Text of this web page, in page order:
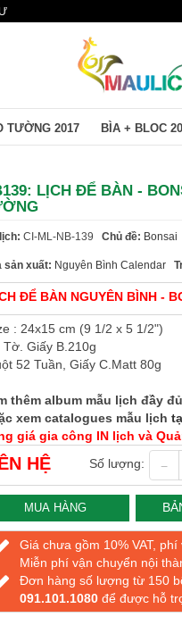
TƯỜNG 2017 BÌA + BLOC
LỊCH ĐỂ BÀN -
CI-ML-NB-139 Chủ đề: Bonsai
sản xuất: Nguyên Bình Calendar
ĐỂ BÀN NGUYÊN BÌNH -
: 24x15 cm (9 1/2 x 5 1/2")
Tờ. Giấy B.210g
52 Tuần, Giấy C.Matt 80g
thêm album mẫu lịch đầy đủ
xem catalogues mẫu lịch
giá gia công IN lịch và
HỆ Số lượng:
MUA HÀNG
Giá chưa gồm 10% VAT,
Miễn phí vận chuyển nội
Đơn hàng số lượng từ 150
091.101.1080 để được hỗ